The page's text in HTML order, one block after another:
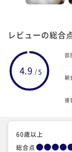
レビューの総合
4.9 / 5
部
朝
接
60歳以上
総合点